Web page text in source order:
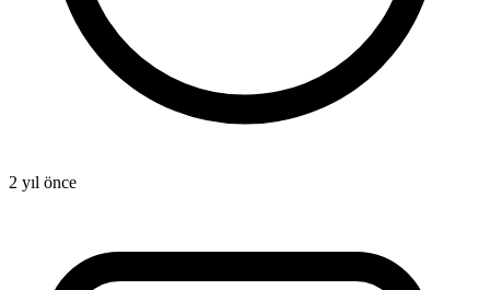
2 yıl önce